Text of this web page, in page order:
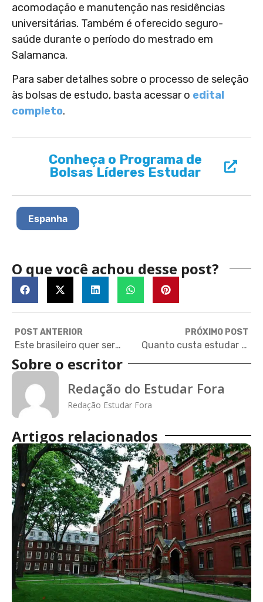
acomodação e manutenção nas residências
universitárias. Também é oferecido seguro-
saúde durante o período do mestrado em
Salamanca.
Para saber detalhes sobre o processo de seleção
às bolsas de estudo, basta acessar o edital
completo.
Conheça o Programa de
Bolsas Líderes Estudar
Espanha
O que você achou desse post?
POST ANTERIOR
Este brasileiro quer ser o melhor aluno a se formar em uma das mais renomadas universidades do mundo
PRÓXIMO POST
Quanto custa estudar na Alemanha? Conheça o custo de vida do país
Sobre o escritor
Redação do Estudar Fora
Redação Estudar Fora
Artigos relacionados